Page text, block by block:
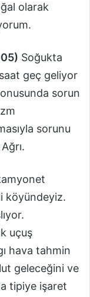
olarak
Soğukta
geç geliyor
sorun
sorunu
köyündeyiz.
uçuş
hava tahmin
geleceğini ve
tipiye işaret